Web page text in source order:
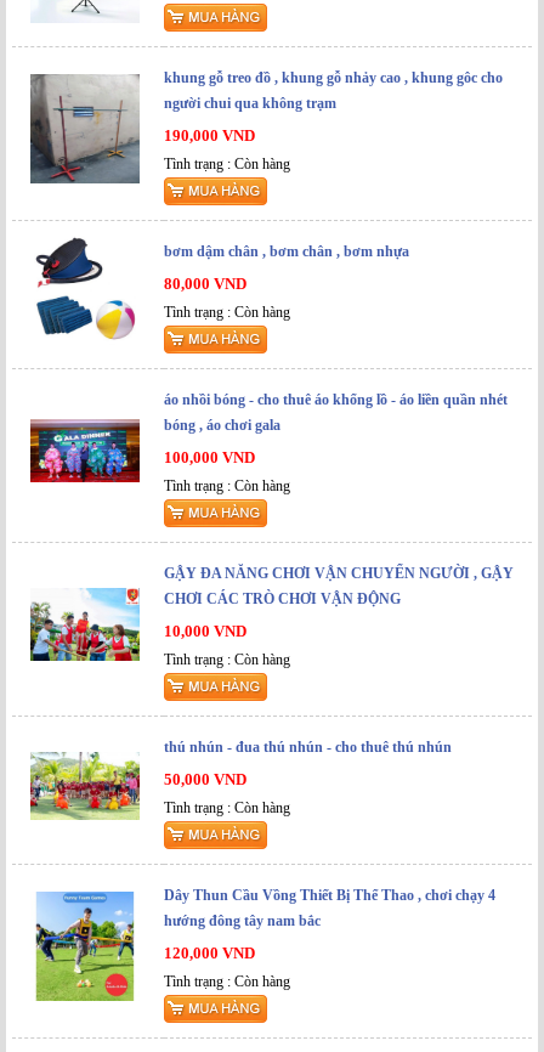
khung gỗ treo đồ , khung gỗ nhảy cao , khung gôc cho
người chui qua không trạm
190,000 VND
Tình trạng : Còn hàng
bơm dậm chân , bơm chân , bơm nhựa
80,000 VND
Tình trạng : Còn hàng
áo nhồi bóng - cho thuê áo khổng lồ - áo liền quần nhét
bóng , áo chơi gala
100,000 VND
Tình trạng : Còn hàng
GẬY ĐA NĂNG CHƠI VẬN CHUYỂN NGƯỜI , GẬY
CHƠI CÁC TRÒ CHƠI VẬN ĐỘNG
10,000 VND
Tình trạng : Còn hàng
thú nhún - đua thú nhún - cho thuê thú nhún
50,000 VND
Tình trạng : Còn hàng
Dây Thun Cầu Vồng Thiết Bị Thể Thao , chơi chạy 4
hướng đông tây nam bắc
120,000 VND
Tình trạng : Còn hàng